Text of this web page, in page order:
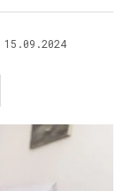
15.09.2024